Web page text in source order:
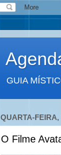
GUIA
QUARTA-FEIRA,
O Filme